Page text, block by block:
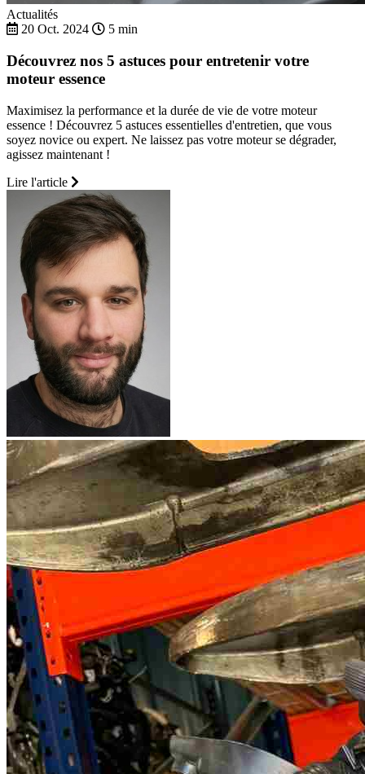
Actualités
20 Oct. 2024
5 min
Découvrez nos 5 astuces pour entretenir votre
moteur essence
Maximisez la performance et la durée de vie de votre moteur
essence ! Découvrez 5 astuces essentielles d'entretien, que vous
soyez novice ou expert. Ne laissez pas votre moteur se dégrader,
agissez maintenant !
Lire l'article